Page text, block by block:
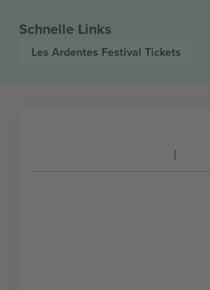
Schnelle Links
Les Ardentes Festival Tickets